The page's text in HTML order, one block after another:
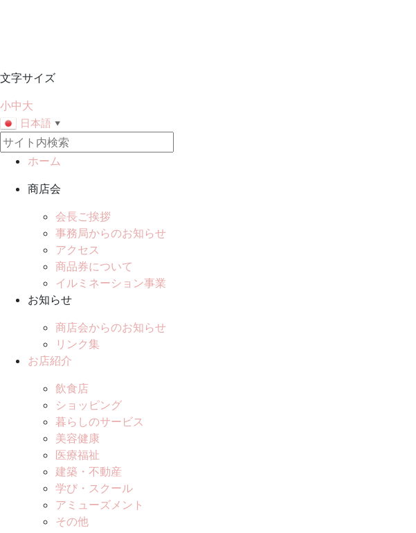
文字サイズ
小中大
日本語 ▼
ホーム
商店会
会長ご挨拶
事務局からのお知らせ
アクセス
商品券について
イルミネーション事業
お知らせ
商店会からのお知らせ
リンク集
お店紹介
飲食店
ショッピング
暮らしのサービス
美容健康
医療福祉
建築・不動産
学び・スクール
アミューズメント
その他